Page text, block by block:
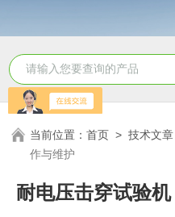
当前位置：首页 >技术文章
作与维护
耐电压击穿试验